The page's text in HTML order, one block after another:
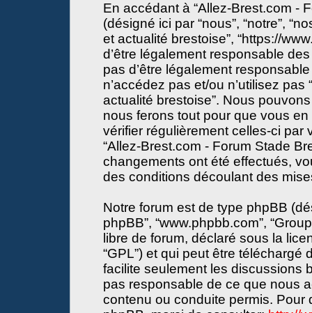
En accédant à “Allez-Brest.com -
(désigné ici par “nous”, “notre”,
et actualité brestoise”, “https://
d’être légalement responsable
pas d’être légalement
n’accédez pas et/ou n’utilisez
actualité brestoise”. Nous
nous ferons tout pour que vous
vérifier régulièrement celles-ci par
“Allez-Brest.com - Forum Stade
changements ont été effectués,
des conditions découlant des
Notre forum est de type phpBB
phpBB”, “www.phpbb.com”,
libre de forum, déclaré sous la
“GPL”) et qui peut être téléchargé
facilite seulement les discussions
pas responsable de ce que nous
contenu ou conduite permis. Pour